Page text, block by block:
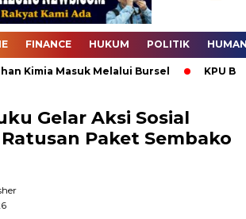
FINANCE HUKUM POLITIK
Kimia Masuk Melalui Bursel KPU
Gelar Aksi Sosial
Paket Sembako